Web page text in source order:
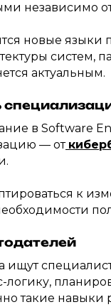
независимо
новые
систем,
актуальным.
в Software
— от
к
такие навыки